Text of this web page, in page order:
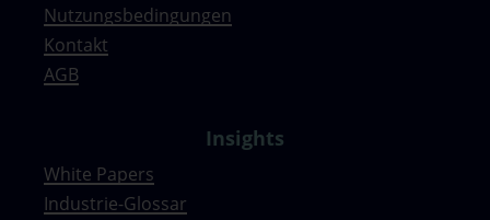
Nutzungsbedingungen
Kontakt
AGB
Insights
White Papers
Industrie-Glossar